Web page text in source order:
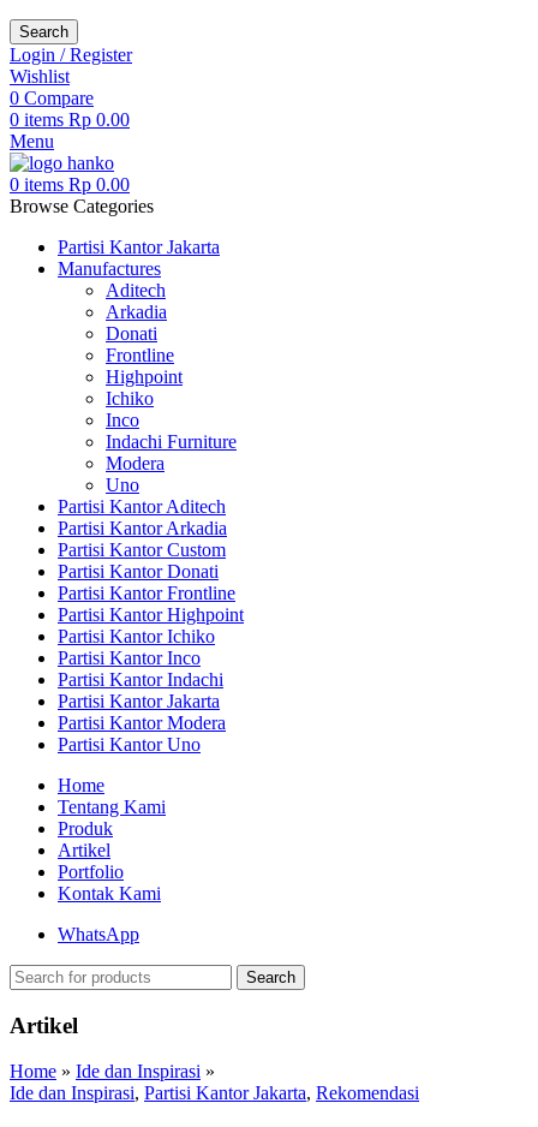
Search
Login / Register
Wishlist
0 Compare
0 items Rp 0.00
Menu
0 items Rp 0.00
Browse Categories
Partisi Kantor Jakarta
Manufactures
Aditech
Arkadia
Donati
Frontline
Highpoint
Ichiko
Inco
Indachi Furniture
Modera
Uno
Partisi Kantor Aditech
Partisi Kantor Arkadia
Partisi Kantor Custom
Partisi Kantor Donati
Partisi Kantor Frontline
Partisi Kantor Highpoint
Partisi Kantor Ichiko
Partisi Kantor Inco
Partisi Kantor Indachi
Partisi Kantor Jakarta
Partisi Kantor Modera
Partisi Kantor Uno
Home
Tentang Kami
Produk
Artikel
Portfolio
Kontak Kami
WhatsApp
Search
Artikel
Home » Ide dan Inspirasi »
Ide dan Inspirasi, Partisi Kantor Jakarta, Rekomendasi